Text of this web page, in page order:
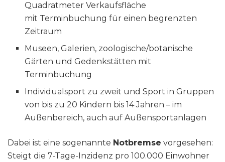
Quadratmeter Verkaufsfläche
mit Terminbuchung für einen begrenzten
Zeitraum
Museen, Galerien, zoologische/botanische
Gärten und Gedenkstätten mit
Terminbuchung
Individualsport zu zweit und Sport in Gruppen
von bis zu 20 Kindern bis 14 Jahren – im
Außenbereich, auch auf Außensportanlagen
Dabei ist eine sogenannte Notbremse vorgesehen:
Steigt die 7-Tage-Inzidenz pro 100.000 Einwohner